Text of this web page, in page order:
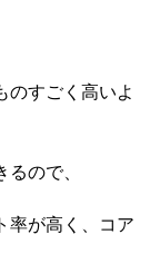
のすごく高いよ
ので、
率が高く、コア